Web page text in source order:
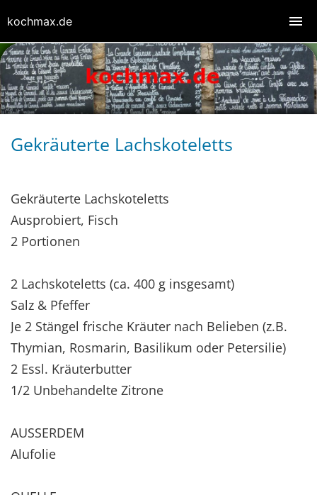
Gekräuterte Lachskoteletts
Gekräuterte Lachskoteletts
Ausprobiert, Fisch
2 Portionen
2 Lachskoteletts (ca. 400 g insgesamt)
Salz & Pfeffer
Je 2 Stängel frische Kräuter nach Belieben (z.B.
Thymian, Rosmarin, Basilikum oder Petersilie)
2 Essl. Kräuterbutter
1/2 Unbehandelte Zitrone
AUSSERDEM
Alufolie
kochmax.de